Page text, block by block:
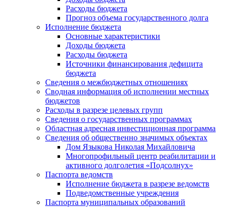
Расходы бюджета
Прогноз объема государственного долга
Исполнение бюджета
Основные характеристики
Доходы бюджета
Расходы бюджета
Источники финансирования дефицита
бюджета
Сведения о межбюджетных отношениях
Сводная информация об исполнении местных
бюджетов
Расходы в разрезе целевых групп
Сведения о государственных программах
Областная адресная инвестиционная программа
Сведения об общественно значимых объектах
Дом Языкова Николая Михайловича
Многопрофильный центр реабилитации и
активного долголетия «Подсолнух»
Паспорта ведомств
Исполнение бюджета в разрезе ведомств
Подведомственные учреждения
Паспорта муниципальных образований